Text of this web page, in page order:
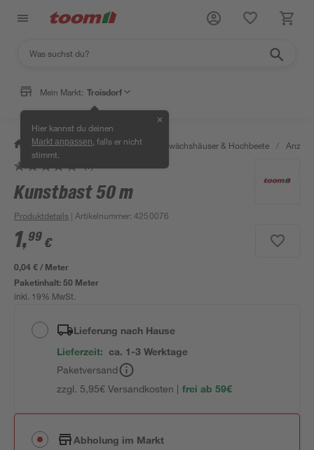
Mein Markt: Troisdorf
Hier kannst du deinen
Markt anpassen , falls er nicht
stimmt.
✕
/ Garten & Freizeit / Anzucht, Gewächshäuser & Hochbeete /
Kunstbast 50 m
Produktdetails | Artikelnummer:4250076
1,99 €
0,04 € / Meter
Paketinhalt:50 Meter
inkl. 19% MwSt.
Lieferung nach Hause
Lieferzeit: ca. 1-3 Werktage
Paketversand
zzgl. 5,95€ Versandkosten | frei ab 59€
Abholung im Markt